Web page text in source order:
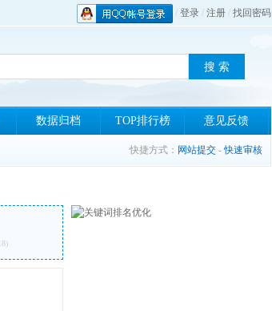
/ 登录 / 注册 / 找回密码
数据归档 TOP排行榜 意见反馈
快捷方式： 网站提交 -快速审核